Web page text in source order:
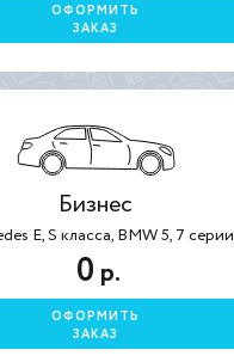
ОФОРМИТЬ
ЗАКАЗ
Бизнес
E, S класса, BMW 5, 7 серии
0 р.
ОФОРМИТЬ
ЗАКАЗ